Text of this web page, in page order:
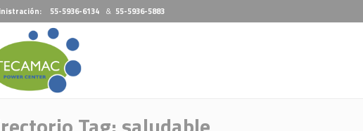
55-5936-6134 & 55-5936-5883